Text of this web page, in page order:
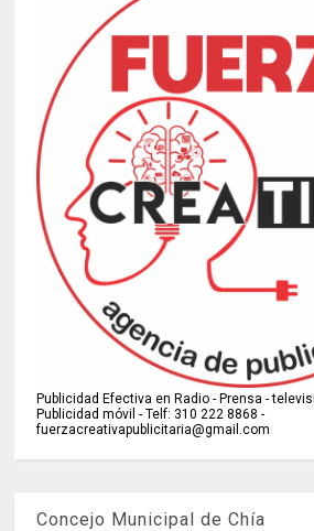
Publicidad Efectiva en Radio - Prensa -
Publicidad móvil - Telf: 310 222 8868 -
fuerzacreativapublicitaria@gmail.com
Concejo Municipal de Chía